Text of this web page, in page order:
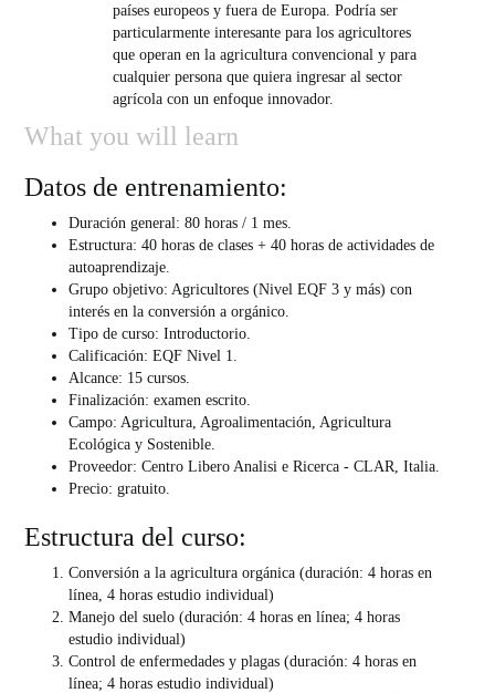
países europeos y fuera de Europa. Podría ser
particularmente interesante para los agricultores
que operan en la agricultura convencional y para
cualquier persona que quiera ingresar al sector
agrícola con un enfoque innovador.
What you will learn
Datos de entrenamiento:
Duración general: 80 horas / 1 mes.
Estructura: 40 horas de clases + 40 horas de actividades de
autoaprendizaje.
Grupo objetivo: Agricultores (Nivel EQF 3 y más) con
interés en la conversión a orgánico.
Tipo de curso: Introductorio.
Calificación: EQF Nivel 1.
Alcance: 15 cursos.
Finalización: examen escrito.
Campo: Agricultura, Agroalimentación, Agricultura
Ecológica y Sostenible.
Proveedor: Centro Libero Analisi e Ricerca - CLAR, Italia.
Precio: gratuito.
Estructura del curso:
Conversión a la agricultura orgánica (duración: 4 horas en
línea, 4 horas estudio individual)
Manejo del suelo (duración: 4 horas en línea; 4 horas
estudio individual)
Control de enfermedades y plagas (duración: 4 horas en
línea; 4 horas estudio individual)